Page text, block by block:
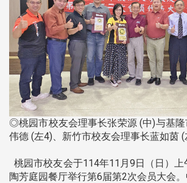
◎桃园市校友会理事长张荣源 (中)与基
伟德 (左4)、新竹市校友会理事长蓝如茵 (
桃园市校友会于114年11月9日（日）
陶芳庭园餐厅举行第6届第2次会员大会